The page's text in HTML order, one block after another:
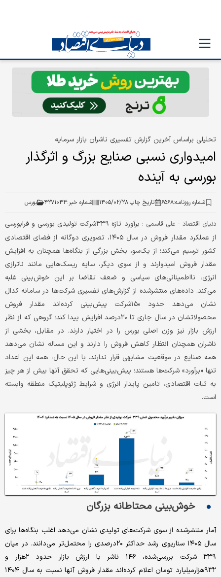
تحلیلی براساس آخرین گزارش تفسیری ناشران بازار سرمایه
امیدواری نسبی صنایع بزرگ و اثرگذار
بورسی به آینده
شماره روزنامه:۶۵۶۸ تاریخ چاپ:۱۴۰۵/۰۲/۲۸ شماره خبر:۴۲۷۱۰۴۳ بورس
دنیای اقتصاد - علی قاسمی :
برآورد تازه ۳۳۹شرکت تولیدی بورسی و فرابورسی
از عملکرد مقدار فروش در سال ۱۴۰۵، تصویری دوگانه از فضای اقتصادی
کشور ترسیم می‌کند؛ از یک‌سو، بخش بزرگی از بنگاه‌ها همچنان به افزایش
مقدار فروش امیدوارند و از سوی دیگر، سایه ریسک‌هایی مانند ناترازی
انرژی، نااطمینانی‌های سیاسی و ضعف تقاضا بر این خوش‌بینی غلبه
می‌کند. داده‌های منتشرشده از گزارش‌های تفسیری شرکت‌ها در سامانه کدال
نشان می‌دهد حدود ۱۵۰شرکت پیش‌بینی کرده‌اند مقدار فروش
محصولاتشان در سال جاری تا ۲۰درصد افزایش پیدا کند؛ گروهی که از نظر
ارزش بازار نیز وزن اصلی بورس را در اختیار دارند. در مقابل، بخشی از
ناشران همچنان انتظار کاهش فروش را دارند و این مساله نشان می‌دهد
همه صنایع در موقعیت مشابهی قرار ندارند. با این حال، همه این اعداد
تنها «برآورد» شرکت‌ها هستند؛ پیش‌بینی‌هایی که تحقق آنها بیش از هر چیز
به ثبات اقتصادی، تامین پایدار انرژی و شرایط ژئوپلیتیک منطقه وابسته
است.
خوش‌بینی محتاطانه بزرگان
آمار منتشرشده از سوی شرکت‌های تولیدی نشان می‌دهد اغلب بنگاه‌ها برای
سال ۱۴۰۵ سناریوی رشد حداکثر ۲۰درصدی را محتمل‌تر می‌دانند. در میان
۳۳۹ شرکت بررسی‌شده، ۱۴۶ ناشر با ارزش بازار حدود ۲هزار و
۹۳۲هزار‌میلیارد تومان اعلام کرده‌اند مقدار فروش آنها نسبت به سال ۱۴۰۴